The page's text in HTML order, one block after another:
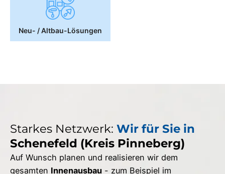
Neu- / Altbau-Lösungen
Starkes Netzwerk: Wir für Sie in
Schenefeld (Kreis Pinneberg)
Auf Wunsch planen und realisieren wir dem
gesamten Innenausbau - zum Beispiel im